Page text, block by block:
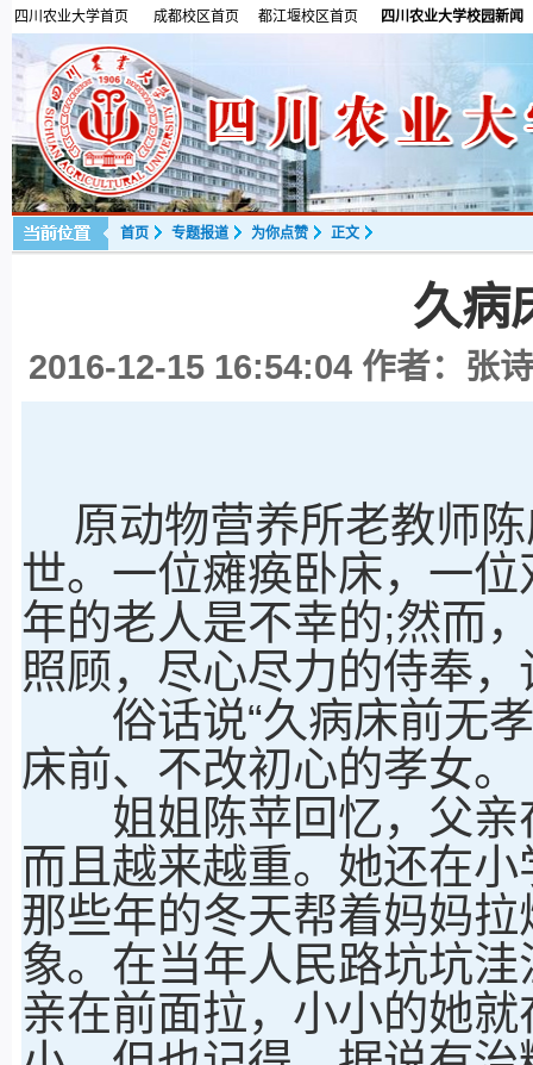
四川农业大学首页 成都校区首页 都江堰校区首页 四川农业大学校园新闻
首页 专题报道 为你点赞 正文
久病
2016-12-15 16:54:04 作者：张
原动物营养所老教师陈
世。一位瘫痪卧床，一
年的老人是不幸的;然而
照顾，尽心尽力的侍奉
俗话说“久病床前无孝
床前、不改初心的孝女。
姐姐陈苹回忆，父亲
而且越来越重。她还在
那些年的冬天帮着妈妈
象。在当年人民路坑坑
亲在前面拉，小小的她